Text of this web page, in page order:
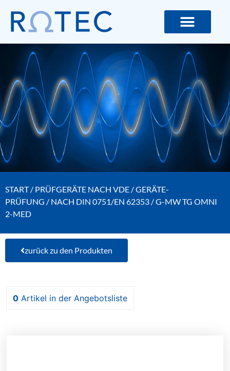
START/ PRÜFGERÄTE NACH VDE /GERÄTE-
PRÜFUNG / NACH DIN 0751/EN 62353 / G-MW TG OMNI
2-MED
zurück zu den Produkten
0 Artikel in der Angebotsliste